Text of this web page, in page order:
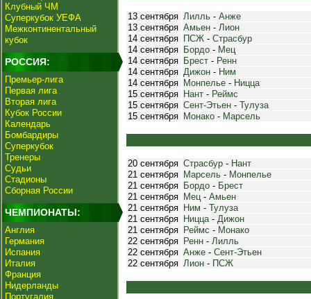
Клубный ЧМ
Суперкубок УЕФА
Межконтинентальный
кубок
РОССИЯ:
Премьер-лига
Первая лига
Вторая лига
Кубок России
Календарь
Бомбардиры
Суперкубок
Тренеры
Судьи
Стадионы
Сборная России
ЧЕМПИОНАТЫ:
Англия
Германия
Испания
Италия
Франция
Нидерланды
Португалия
13 сентября Лилль - Анже
13 сентября Амьен - Лион
14 сентября ПСЖ - Страсбур
14 сентября Бордо - Мец
14 сентября Брест - Ренн
14 сентября Дижон - Ним
14 сентября Монпелье - Ницца
15 сентября Нант - Реймс
15 сентября Сент-Этьен - Тулуза
15 сентября Монако - Марсель
20 сентября Страсбур - Нант
21 сентября Марсель - Монпелье
21 сентября Бордо - Брест
21 сентября Мец- Амьен
21 сентября Ним - Тулуза
21 сентября Ницца- Дижон
21 сентября Реймс - Монако
22 сентября Ренн - Лилль
22 сентября Анже - Сент-Этьен
22 сентября Лион - ПСЖ